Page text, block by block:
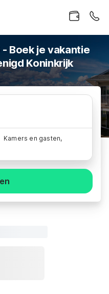
Boek je vakantie
Koninkrijk
Kamers en gasten,